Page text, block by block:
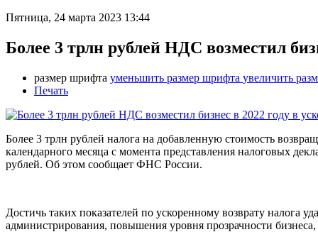
Пятница, 24 марта 2023 13:44
Более 3 трлн рублей НДС возместил
размер шрифта уменьшить размер шрифта увеличить
Печать
Более 3 трлн рублей налога на добавленную стоимость
календарного месяца с момента представления налоговых
рублей. Об этом сообщает ФНС России.
Достичь таких показателей по ускоренному возврату налога
администрирования, повышения уровня прозрачности